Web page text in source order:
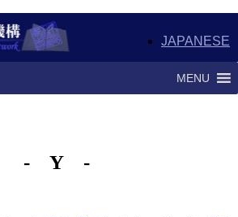
JAPANESE
MENU
- Y -